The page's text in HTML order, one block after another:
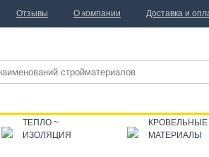
ТЕПЛО ~
ИЗОЛЯЦИЯ
КРОВЕЛЬНЫЕ
МАТЕРИАЛЫ
Отзывы О компании Доставка и